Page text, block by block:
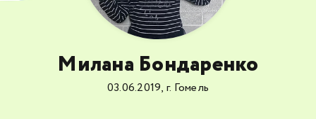
Милана Бондаренко
03.06.2019, г. Гомель